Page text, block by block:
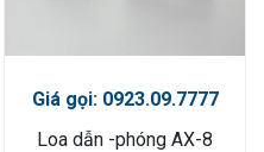
Giá gọi: 0923.09.7777
Loa dẫn -phóng AX-8